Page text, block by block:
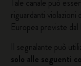
Tale canale può
riguardanti
Europea previste
Il segnalante può
solo alle seguenti